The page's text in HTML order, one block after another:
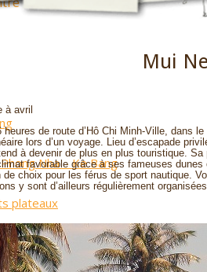
Nha – Ke Bang
plateaux
++
Mui
à avril
heures de route d’Hô Chi Minh-Ville, dans
lors d’un voyage. Lieu d’escapade
à devenir de plus en plus touristique.
favorable grâce à ses fameuses
choix pour les férus de sport nautique.
y sont d’ailleurs régulièrement